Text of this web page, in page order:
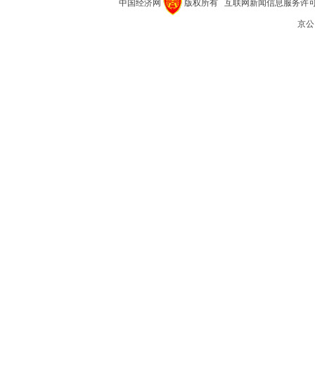
中国经济网 版权所有 互联网新闻信息服务许
京